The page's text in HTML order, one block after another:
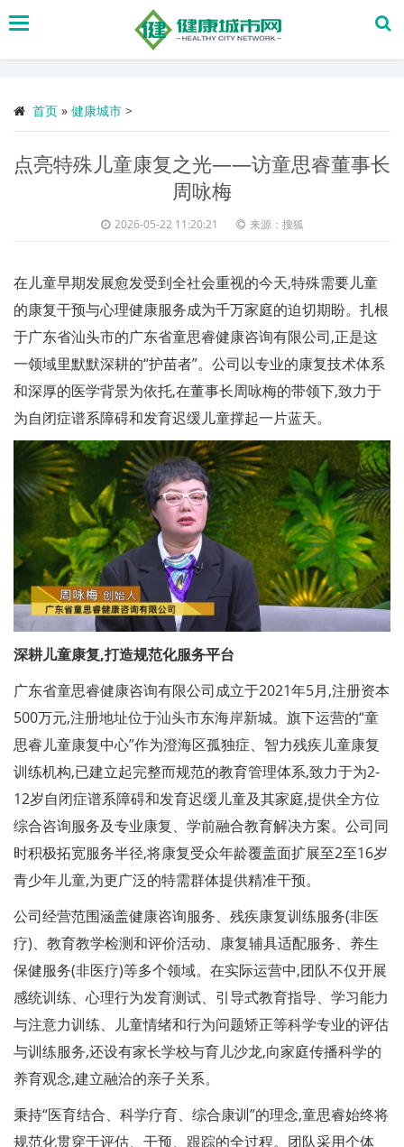
搜
首页 » 健康城市 >
点亮特殊儿童康复之光——访童思睿董事长
周咏梅
2026-05-22 11:20:21 来源：搜狐
在儿童早期发展愈发受到全社会重视的今天,特殊需要儿童
的康复干预与心理健康服务成为千万家庭的迫切期盼。扎根
于广东省汕头市的广东省童思睿健康咨询有限公司,正是这
一领域里默默深耕的“护苗者”。公司以专业的康复技术体系
和深厚的医学背景为依托,在董事长周咏梅的带领下,致力于
为自闭症谱系障碍和发育迟缓儿童撑起一片蓝天。
深耕儿童康复,打造规范化服务平台
广东省童思睿健康咨询有限公司成立于2021年5月,注册资本
500万元,注册地址位于汕头市东海岸新城。旗下运营的“童
思睿儿童康复中心”作为澄海区孤独症、智力残疾儿童康复
训练机构,已建立起完整而规范的教育管理体系,致力于为2-
12岁自闭症谱系障碍和发育迟缓儿童及其家庭,提供全方位
综合咨询服务及专业康复、学前融合教育解决方案。公司同
时积极拓宽服务半径,将康复受众年龄覆盖面扩展至2至16岁
青少年儿童,为更广泛的特需群体提供精准干预。
公司经营范围涵盖健康咨询服务、残疾康复训练服务(非医
疗)、教育教学检测和评价活动、康复辅具适配服务、养生
保健服务(非医疗)等多个领域。在实际运营中,团队不仅开展
感统训练、心理行为发育测试、引导式教育指导、学习能力
与注意力训练、儿童情绪和行为问题矫正等科学专业的评估
与训练服务,还设有家长学校与育儿沙龙,向家庭传播科学的
养育观念,建立融洽的亲子关系。
秉持“医育结合、科学疗育、综合康训”的理念,童思睿始终将
规范化贯穿于评估、干预、跟踪的全过程。团队采用个体